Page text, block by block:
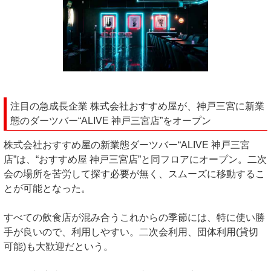
注目の急成長企業 株式会社おすすめ屋が、神戸三宮に新業
態のダーツバー“ALIVE 神戸三宮店”をオープン
株式会社おすすめ屋の新業態ダーツバー“ALIVE 神戸三宮
店”は、“おすすめ屋 神戸三宮店”と同フロアにオープン。二次
会の場所を苦労して探す必要が無く、スムーズに移動するこ
とが可能となった。
すべての飲食店が混み合うこれからの季節には、特に使い勝
手が良いので、利用しやすい。二次会利用、団体利用(貸切
可能)も大歓迎だという。